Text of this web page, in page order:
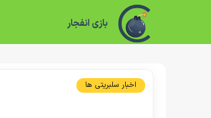
بازی انفجار
اخبار سلبریتی ها